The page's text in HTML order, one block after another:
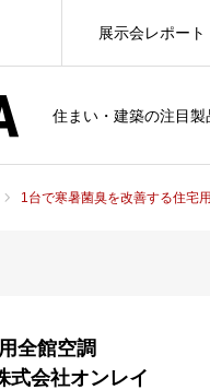
住まい・建築の注目製
展示会レポート
1台で寒暑菌臭を改善する住宅
全館空調
式会社オンレイ